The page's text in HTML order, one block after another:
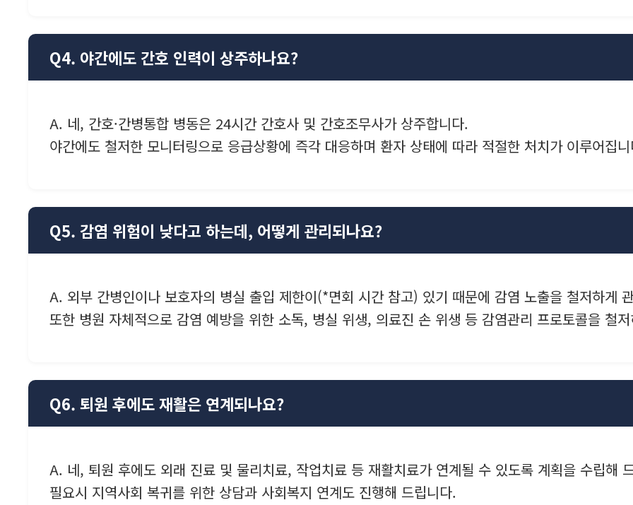
Q4. 야간에도 간호 인력이 상주하나요?
A. 네, 간호·간병통합 병동은 24시간 간호사 및 간호조무사가 상주합니다.
야간에도 철저한 모니터링으로 응급상황에 즉각 대응하며 환자 상태에 따라 적절한 처치가 이루어집
Q5. 감염 위험이 낮다고 하는데, 어떻게 관리되나요?
A. 외부 간병인이나 보호자의 병실 출입 제한이(*면회 시간 참고) 있기 때문에 감염 노출을 철저하게
또한 병원 자체적으로 감염 예방을 위한 소독, 병실 위생, 의료진 손 위생 등 감염관리 프로토콜을 철
Q6. 퇴원 후에도 재활은 연계되나요?
A. 네, 퇴원 후에도 외래 진료 및 물리치료, 작업치료 등 재활치료가 연계될 수 있도록 계획을 수립해
필요시 지역사회 복귀를 위한 상담과 사회복지 연계도 진행해 드립니다.